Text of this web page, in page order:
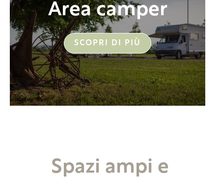
Area camper
SCOPRI DI PIÙ
Spazi ampi e